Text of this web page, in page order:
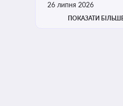
26 липня 2026
ПОКАЗАТИ